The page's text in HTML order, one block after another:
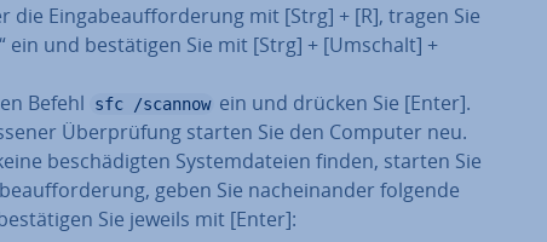
die Ein­ga­be­auf­for­de­rung mit [Strg] + [R], tragen Sie
ein und be­stä­ti­gen Sie mit [Strg] + [Umschalt] +
Befehl
sfc /scannow ein und drücken Sie [Enter].
Über­prü­fung starten Sie den Computer neu.
be­schä­dig­ten Sys­tem­da­tei­en finden, starten Sie
geben Sie nach­ein­an­der folgende
Sie jeweils mit [Enter]: